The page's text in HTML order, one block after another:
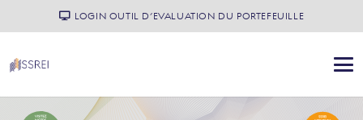
LOGIN OUTIL D’EVALUATION DU PORTEFEUILLE